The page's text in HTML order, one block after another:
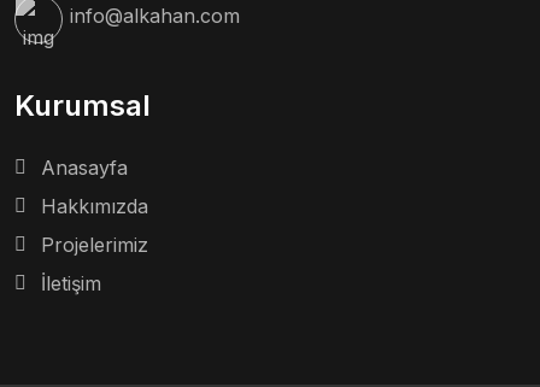
info@alkahan.com
Kurumsal
Anasayfa
Hakkımızda
Projelerimiz
İletişim